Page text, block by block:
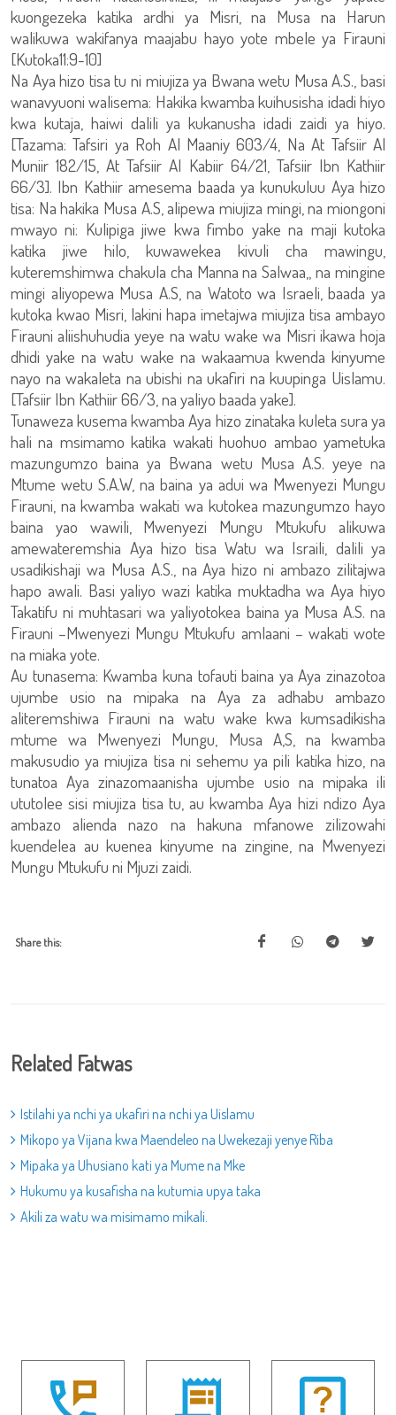
kuongezeka katika ardhi ya Misri, na Musa na Harun
walikuwa wakifanya maajabu hayo yote mbele ya Firauni
[Kutoka11:9-10]
Na Aya hizo tisa tu ni miujiza ya Bwana wetu Musa A.S., basi
wanavyuoni walisema: Hakika kwamba kuihusisha idadi hiyo
kwa kutaja, haiwi dalili ya kukanusha idadi zaidi ya hiyo.
[Tazama: Tafsiri ya Roh Al Maaniy 603/4, Na At Tafsiir Al
Muniir 182/15, At Tafsiir Al Kabiir 64/21, Tafsiir Ibn Kathiir
66/3]. Ibn Kathiir amesema baada ya kunukuluu Aya hizo
tisa: Na hakika Musa A.S, alipewa miujiza mingi, na miongoni
mwayo ni: Kulipiga jiwe kwa fimbo yake na maji kutoka
katika jiwe hilo, kuwawekea kivuli cha mawingu,
kuteremshimwa chakula cha Manna na Salwaa,, na mingine
mingi aliyopewa Musa A.S, na Watoto wa Israeli, baada ya
kutoka kwao Misri, lakini hapa imetajwa miujiza tisa ambayo
Firauni aliishuhudia yeye na watu wake wa Misri ikawa hoja
dhidi yake na watu wake na wakaamua kwenda kinyume
nayo na wakaleta na ubishi na ukafiri na kuupinga Uislamu.
[Tafsiir Ibn Kathiir 66/3, na yaliyo baada yake].
Tunaweza kusema kwamba Aya hizo zinataka kuleta sura ya
hali na msimamo katika wakati huohuo ambao yametuka
mazungumzo baina ya Bwana wetu Musa A.S. yeye na
Mtume wetu S.A.W, na baina ya adui wa Mwenyezi Mungu
Firauni, na kwamba wakati wa kutokea mazungumzo hayo
baina yao wawili, Mwenyezi Mungu Mtukufu alikuwa
amewateremshia Aya hizo tisa Watu wa Israili, dalili ya
usadikishaji wa Musa A.S., na Aya hizo ni ambazo zilitajwa
hapo awali. Basi yaliyo wazi katika muktadha wa Aya hiyo
Takatifu ni muhtasari wa yaliyotokea baina ya Musa A.S. na
Firauni –Mwenyezi Mungu Mtukufu amlaani – wakati wote
na miaka yote.
Au tunasema: Kwamba kuna tofauti baina ya Aya zinazotoa
ujumbe usio na mipaka na Aya za adhabu ambazo
aliteremshiwa Firauni na watu wake kwa kumsadikisha
mtume wa Mwenyezi Mungu, Musa A,S, na kwamba
makusudio ya miujiza tisa ni sehemu ya pili katika hizo, na
tunatoa Aya zinazomaanisha ujumbe usio na mipaka ili
ututolee sisi miujiza tisa tu, au kwamba Aya hizi ndizo Aya
ambazo alienda nazo na hakuna mfanowe zilizowahi
kuendelea au kuenea kinyume na zingine, na Mwenyezi
Mungu Mtukufu ni Mjuzi zaidi.
Share this:
Related Fatwas
Istilahi ya nchi ya ukafiri na nchi ya Uislamu
Mikopo ya Vijana kwa Maendeleo na Uwekezaji yenye Riba
Mipaka ya Uhusiano kati ya Mume na Mke
Hukumu ya kusafisha na kutumia upya taka
Akili za watu wa misimamo mikali.